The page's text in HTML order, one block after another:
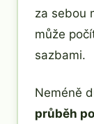
za sebou
může
sazbami.
Neméně
průběh